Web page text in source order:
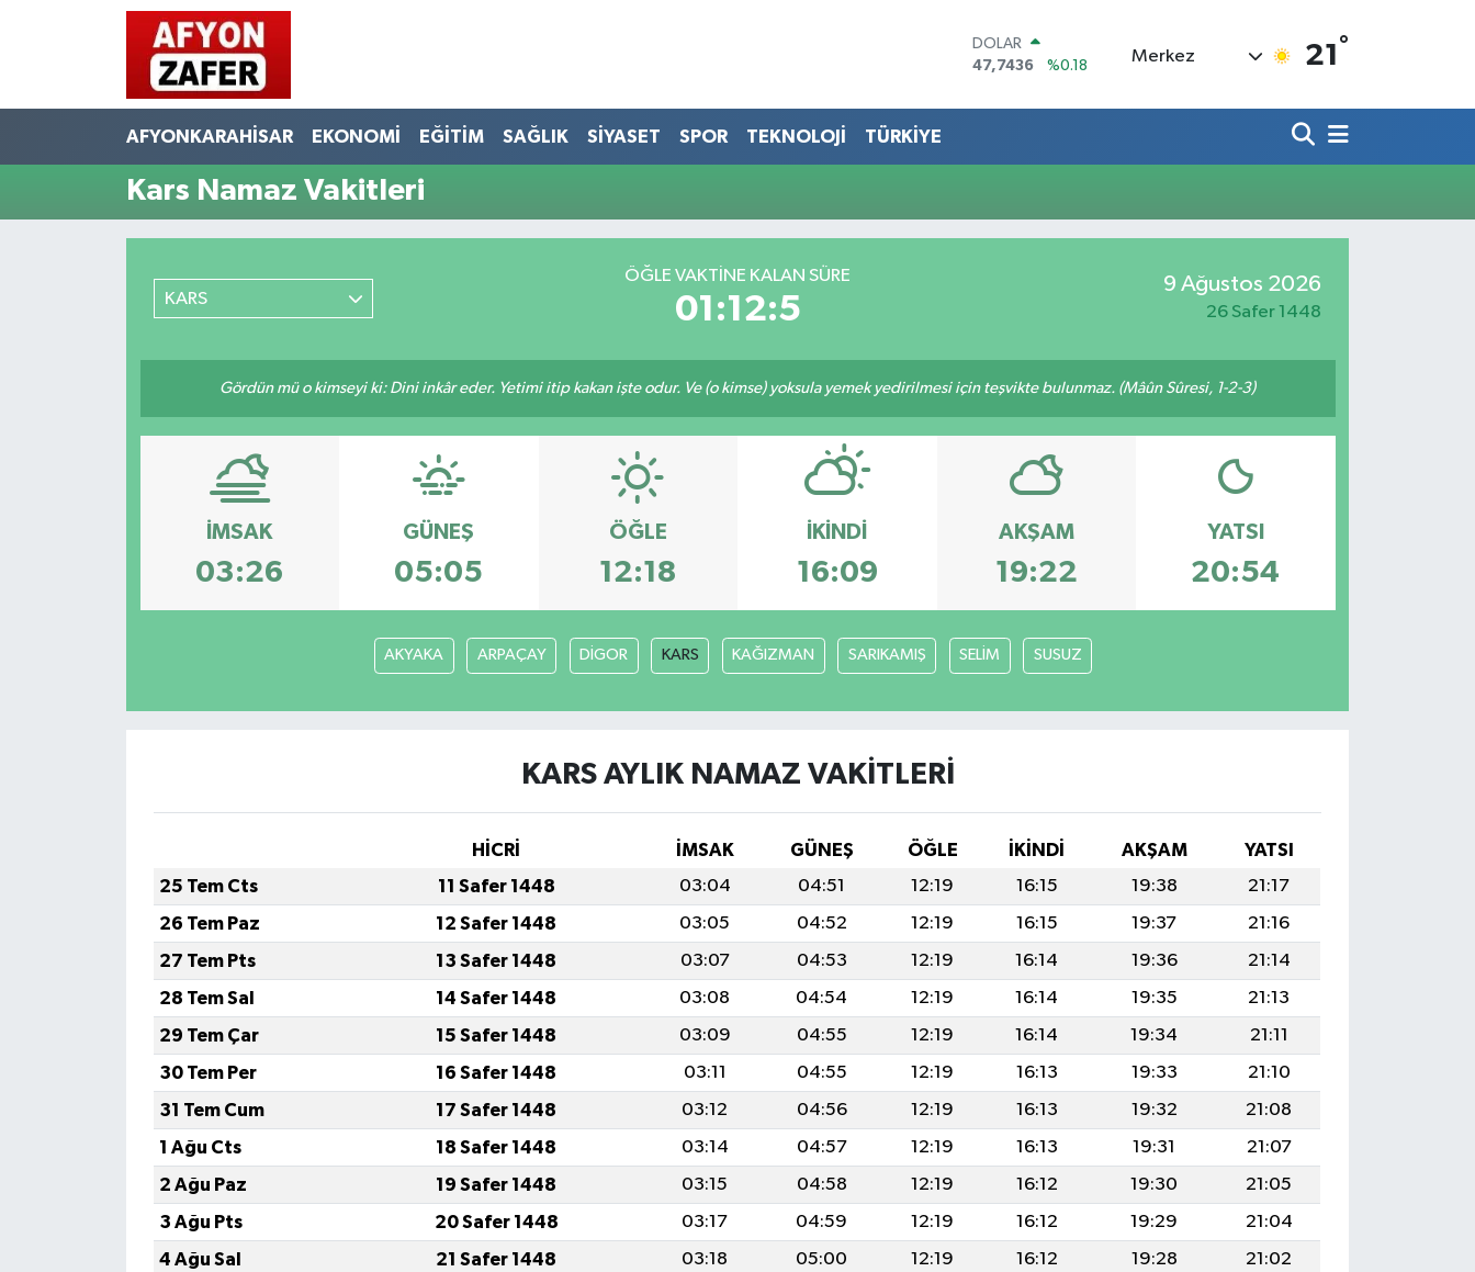
DOLAR
47,7436
%0.18
55,2510
%0.32
BİST100
13.779
%-14
Merkez 21 °
AFYONKARAHİSAR EKONOMİ EĞİTİM SAĞLIK SİYASET SPOR TEKNOLOJİ TÜRKİYE
Kars Namaz Vakitleri
KARS
ÖĞLE VAKTINE KALAN SÜRE
01:12:5
9 Ağustos 2026
26 Safer 1448
Gördün mü o kimseyi ki: Dini inkâr eder. Yetimi itip kakan işte odur. Ve (o kimse) yoksula yemek yedirilmesi için teşvikte bulunmaz. (Mâûn Sûresi, 1-2-3)
İMSAK
03:26
GÜNEŞ
05:05
ÖĞLE
12:18
İKINDI
16:09
AKŞAM
19:22
YATSI
20:54
AKYAKA ARPAÇAY DİGOR KARS KAĞIZMAN SARIKAMIŞ SELİM SUSUZ
KARS AYLIK NAMAZ VAKITLERI
HİCRİ İMSAK GÜNEŞ ÖĞLE İKINDI AKŞAM
YATSI
25 Tem Cts
11 Safer 1448 03:04 04:51 12:19 16:15 19:38
21:17
26 Tem Paz
12 Safer 1448 03:05 04:52 12:19 16:15 19:37
21:16
27 Tem Pts
13 Safer 1448 03:07 04:53 12:19 16:14 19:36
21:14
28 Tem Sal
14 Safer 1448 03:08 04:54 12:19 16:14 19:35
21:13
29 Tem Çar
15 Safer 1448 03:09 04:55 12:19 16:14 19:34
21:11
30 Tem Per
16 Safer 1448 03:11 04:55 12:19 16:13 19:33
21:10
31 Tem Cum
17 Safer 1448 03:12 04:56 12:19 16:13 19:32
21:08
1 Ağu Cts
18 Safer 1448 03:14 04:57 12:19 16:13 19:31
21:07
2 Ağu Paz
19 Safer 1448 03:15 04:58 12:19 16:12 19:30
21:05
3 Ağu Pts
20 Safer 1448 03:17 04:59 12:19 16:12 19:29
21:04
4 Ağu Sal
21 Safer 1448 03:18 05:00 12:19 16:12 19:28
21:02